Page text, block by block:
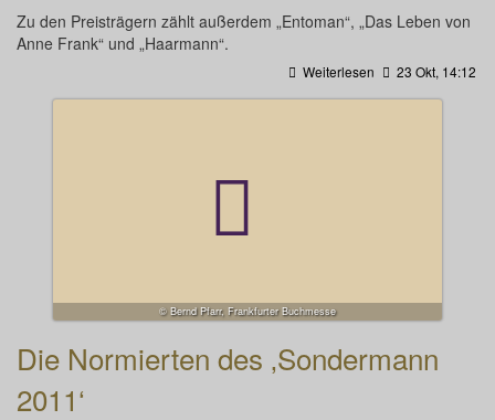
Zu den Preisträgern zählt außerdem „Entoman“, „Das Leben von
Anne Frank“ und „Haarmann“.
Weiterlesen 23 Okt, 14:12
© Bernd Pfarr, Frankfurter Buchmesse
Die Normierten des ‚Sondermann
2011‘